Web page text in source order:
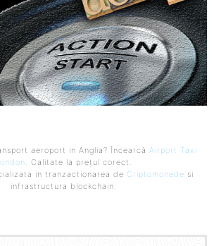
aeroport in Anglia? Încearcă Airport Taxi
. Calitate la prețul corect.
in tranzactionarea de Criptomonede si
infrastructura blockchain.